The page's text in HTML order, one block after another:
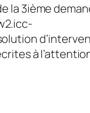
la 3ième
à